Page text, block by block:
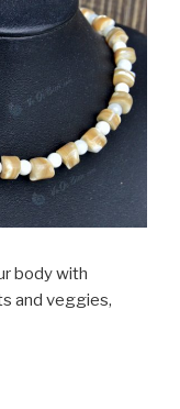
body with
and veggies,